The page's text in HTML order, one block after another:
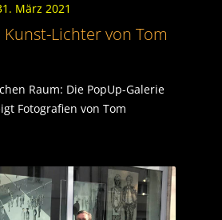
März 2021
Kunst-Lichter von Tom
Raum: Die PopUp-Galerie
Fotografien von Tom